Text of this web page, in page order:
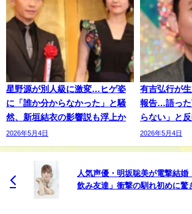
星野源が別人級に激変…ヒゲ姿
に「誰か分からなかった」と騒
然、新垣結衣の影響説も浮上か
2026年5月4日
有吉弘行が
報告…語った
らない」と
2026年5月4日
人気声優・明坂聡美が電撃結婚
飲み友達」衝撃の馴れ初めに驚